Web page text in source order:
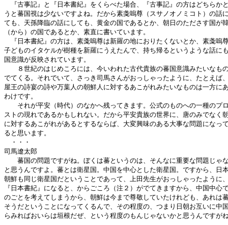
『古事記』と『日本書紀』をくらべた場合、『古事記』の方はどちらか
うと蕃国視は少ないですよね。だから素戔嗚尊（スサノオノミコト）の話
ても、天孫降臨の話にしても、黄金の国であるとか、朝日のたださす国が
（から）の国であるとか、素直に書いています。
『日本書紀』の方は、素戔嗚尊は新羅の地におりたくないとか、素戔嗚
子どものイタケルが樹種を新羅にうえたんで、持ち帰るというような話に
国意識が反映されています。
８世紀のはじめころには、今いわれた古代貴族の蕃国意識みたいなも
でてくる。それでいて、さっき司馬さんがおっしゃったように、たとえば
屋王の詩宴の詩や万葉人の朝鮮人に対するあこがれみたいなものは一方に
わけです。
それが平安（時代）のなかへ残ってきます。公式のものへの一種のプ
ストの現れであるかもしれない。だから平安貴族の世界に、唐のみでなく
に対するあこがれがあるとするならば、大変興味のある大事な問題になっ
ると思います。
・・・
司馬遼太郎
蕃国の問題ですがね。ぼくは蕃というのは、そんなに重要な問題じゃ
と思うんですよ。蕃とは衛星国。中国を中心とした衛星国。ですから、日
朝鮮も同じ衛星国だということであって、上田先生がおっしゃったように
『日本書紀』になると、からごころ（注２）がでてきますから、中国中心
のごとを考えてしまうから、朝鮮は今まで尊敬していたけれども、あれは
そうだということになってくるんで、その程度の、つまり日朝お互いに中
らみればおいらは垣根だぜ、という程度のもんじゃないかと思うんですが